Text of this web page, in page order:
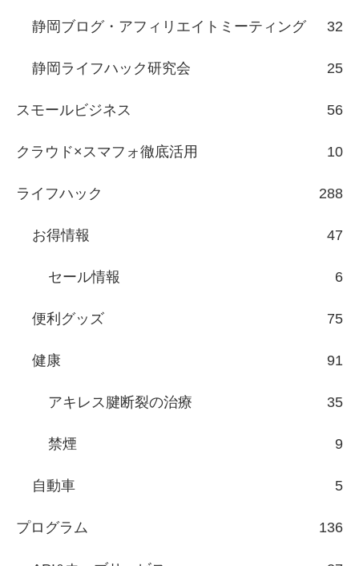
静岡ブログ・アフィリエイトミーティング 32
静岡ライフハック研究会 25
スモールビジネス 56
クラウド×スマフォ徹底活用 10
ライフハック 288
お得情報 47
セール情報 6
便利グッズ 75
健康 91
アキレス腱断裂の治療 35
禁煙 9
自動車 5
プログラム 136